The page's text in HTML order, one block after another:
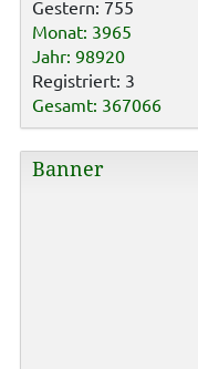
Gestern: 755
Monat: 3965
Jahr: 98920
Registriert: 3
Gesamt: 367066
Banner